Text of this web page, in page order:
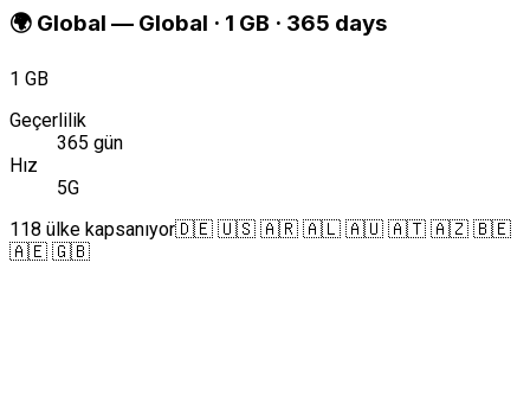
🌍 Global — Global · 1 GB · 365 days
1 GB
Geçerlilik
365 gün
Hız
5G
118 ülke kapsanıyor🇩🇪 🇺🇸 🇦🇷 🇦🇱 🇦🇺 🇦🇹 🇦🇿 🇧🇪
🇦🇪 🇬🇧